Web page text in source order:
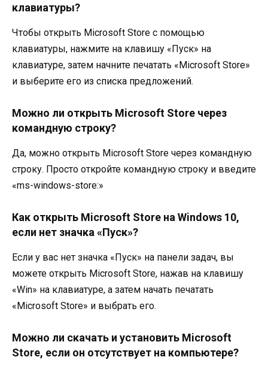
клавиатуры?
Чтобы открыть Microsoft Store с помощью
клавиатуры, нажмите на клавишу «Пуск» на
клавиатуре, затем начните печатать «Microsoft Store»
и выберите его из списка предложений.
Можно ли открыть Microsoft Store через
командную строку?
Да, можно открыть Microsoft Store через командную
строку. Просто откройте командную строку и введите
«ms-windows-store:»
Как открыть Microsoft Store на Windows 10,
если нет значка «Пуск»?
Если у вас нет значка «Пуск» на панели задач, вы
можете открыть Microsoft Store, нажав на клавишу
«Win» на клавиатуре, а затем начать печатать
«Microsoft Store» и выбрать его.
Можно ли скачать и установить Microsoft
Store, если он отсутствует на компьютере?